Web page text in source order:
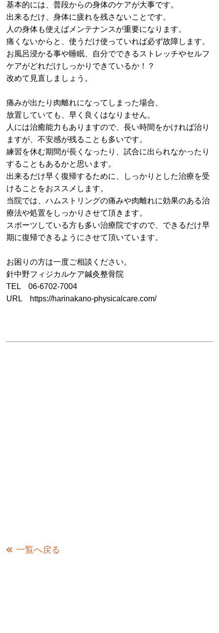
基本的には、普段からの身体のケアが大事です。
出来るだけ、身体に疲れを残さないことです。
人の身体も使えばメンテナンスが重要になります。
痛くないからと、使うだけ使っていれば必ず故障します。
お風呂浸かる事や睡眠、自分でできるストレッチやセルフ
ケアがどれだけしっかりできているか！？
改めて見直しましょう。
痛みが出たり肉離れになってしまった場合、
放置していても、早く良くはなりません。
人には治癒能力もありますので、長い時間をかければ治り
ますが、不安感が残ることも多いです。
練習を休む期間が長くなったり、試合に出られなかったり
することもあるかと思います。
出来るだけ早く復帰するために、しっかりとした治療を受
けることをおススメします。
当院では、ハムストリングの痛みや肉離れに効果のある治
療法や処置をしっかりさせて頂きます。
スポーツしている方も多い治療院ですので、できるだけ早
期に復帰できるようにさせて頂いています。
お困りの方は一度ご相談ください。
針中野フィジカルケア鍼灸整骨院
TEL 06-6702-7004
URL https://harinakano-physicalcare.com/
一覧へ戻る